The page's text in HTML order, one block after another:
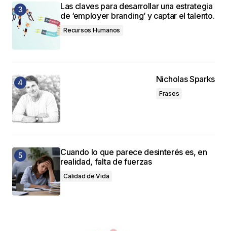
Las claves para desarrollar una estrategia
de ‘employer branding’ y captar el talento.
Recursos Humanos
Nicholas Sparks
Frases
Cuando lo que parece desinterés es, en
realidad, falta de fuerzas
Calidad de Vida